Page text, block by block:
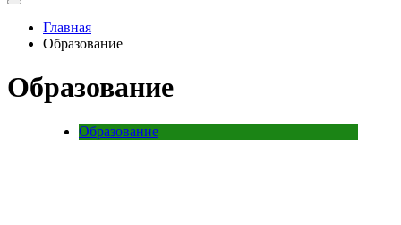
Главная
Образование
Образование
Образование